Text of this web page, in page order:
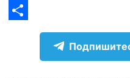
go
F